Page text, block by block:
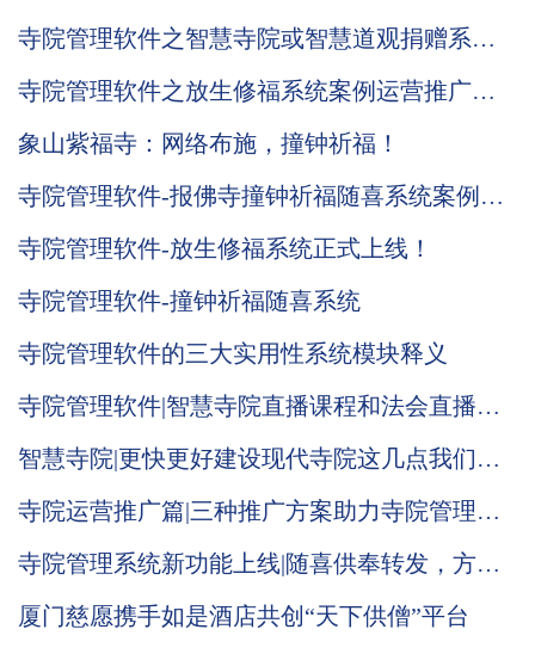
寺院管理软件之智慧寺院或智慧道观捐赠系统
寺院管理软件之放生修福系统案例运营推广效
象山紫福寺：网络布施，撞钟祈福！
寺院管理软件-报佛寺撞钟祈福随喜系统案例展
寺院管理软件-放生修福系统正式上线！
寺院管理软件-撞钟祈福随喜系统
寺院管理软件的三大实用性系统模块释义
寺院管理软件|智慧寺院直播课程和法会直播功
智慧寺院|更快更好建设现代寺院这几点我们智
寺院运营推广篇|三种推广方案助力寺院管理系
寺院管理系统新功能上线|随喜供奉转发，方便
厦门慈愿携手如是酒店共创“天下供僧”平台